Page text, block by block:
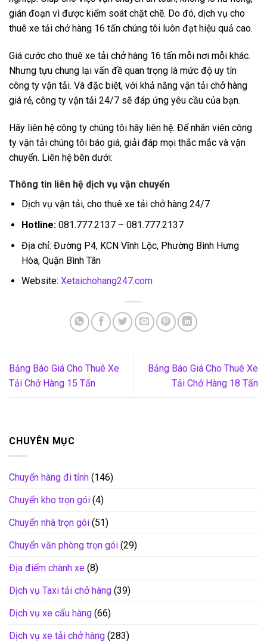
gián đoạn vì được kiểm soát chặt chẽ. Do đó, dịch vụ cho
thuê xe tải chở hàng 16 tấn chúng tôi luôn đạt hiệu quả cao.
Giá cước cho thuê xe tải chở hàng 16 tấn mỗi nơi mỗi khác.
Nhưng tựu chung lại vấn đề quan trọng là mức độ uy tín
công ty vận tải. Và đặc biệt, với khả năng vận tải chở hàng
giá rẻ, công ty vận tải 24/7 sẽ đáp ứng yêu cầu của bạn.
Hãy liên hệ công ty chúng tôi hãy liên hệ. Để nhân viên công
ty vận tải chúng tôi báo giá, giải đáp mọi thắc mắc và vận
chuyển. Liên hệ bên dưới:
Thông tin liên hệ dịch vụ vận chuyển
Dịch vụ vận tải, cho thuê xe tải chở hàng 24/7
Hotline:081.777.2137 – 081.777.2137
Địa chỉ: Đường P4, KCN Vĩnh Lộc, Phường Bình Hưng
Hòa, Quận Bình Tân
Website: Xetaichohang247.com
Bảng Báo Giá Cho Thuê Xe
Tải Chở Hàng 15 Tấn
Bảng Báo Giá Cho Thuê Xe
Tải Chở Hàng 18 Tấn
CHUYÊN MỤC
Chuyển hàng đi tỉnh (146)
Chuyển kho trọn gói (4)
Chuyển nhà trọn gói (51)
Chuyển văn phòng trọn gói (29)
Địa điểm chành xe (8)
Dịch vụ Taxi tải chở hàng (39)
Dịch vụ xe cẩu hàng (66)
Dịch vụ xe tải chở hàng (283)